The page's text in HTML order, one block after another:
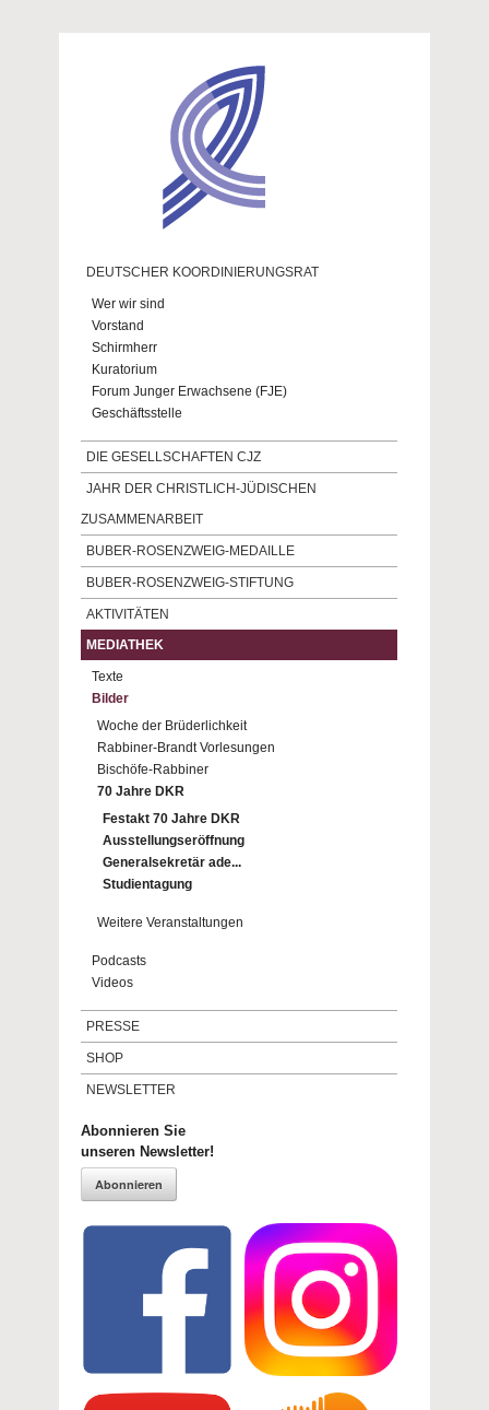
DEUTSCHER KOORDINIERUNGSRAT
Wer wir sind
Vorstand
Schirmherr
Kuratorium
Forum Junger Erwachsene (FJE)
Geschäftsstelle
DIE GESELLSCHAFTEN CJZ
JAHR DER CHRISTLICH-JÜDISCHEN
ZUSAMMENARBEIT
BUBER-ROSENZWEIG-MEDAILLE
BUBER-ROSENZWEIG-STIFTUNG
AKTIVITÄTEN
MEDIATHEK
Texte
Bilder
Woche der Brüderlichkeit
Rabbiner-Brandt Vorlesungen
Bischöfe-Rabbiner
70 Jahre DKR
Festakt 70 Jahre DKR
Ausstellungseröffnung
Generalsekretär ade...
Studientagung
Weitere Veranstaltungen
Podcasts
Videos
PRESSE
SHOP
NEWSLETTER
Abonnieren Sie
unseren Newsletter!
Abonnieren